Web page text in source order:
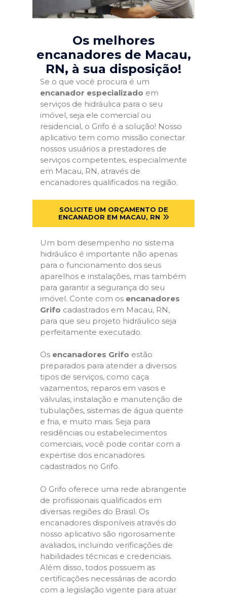
Os melhores
encanadores de Macau,
RN, à sua disposição!
Se o que você procura é um
encanador especializado em
serviços de hidráulica para o seu
imóvel, seja ele comercial ou
residencial, o Grifo é a solução! Nosso
aplicativo tem como missão conectar
nossos usuários a prestadores de
serviços competentes, especialmente
em Macau, RN, através de
encanadores qualificados na região.
SOLICITE UM ORÇAMENTO DE
ENCANADOR EM MACAU, RN
Um bom desempenho no sistema
hidráulico é importante não apenas
para o funcionamento dos seus
aparelhos e instalações, mas também
para garantir a segurança do seu
imóvel. Conte com os encanadores
Grifo cadastrados em Macau, RN,
para que seu projeto hidráulico seja
perfeitamente executado.
Os encanadores Grifo estão
preparados para atender a diversos
tipos de serviços, como caça
vazamentos, reparos em vasos e
válvulas, instalação e manutenção de
tubulações, sistemas de água quente
e fria, e muito mais. Seja para
residências ou estabelecimentos
comerciais, você pode contar com a
expertise dos encanadores
cadastrados no Grifo.
O Grifo oferece uma rede abrangente
de profissionais qualificados em
diversas regiões do Brasil. Os
encanadores disponíveis através do
nosso aplicativo são rigorosamente
avaliados, incluindo verificações de
habilidades técnicas e credenciais.
Além disso, todos possuem as
certificações necessárias de acordo
com a legislação vigente para atuar